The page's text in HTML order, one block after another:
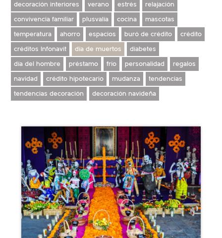
decoración interiores
verano estrés
relajación
convivencia familiar
plusvalía cocina
mascotas
temperatura
ahorro espacios buró de crédito
crédito
créditos Infonavit
día de muertos
diabetes
día del hombre
préstamo frío personalidad
regalos
navidad
crédito hipotecario mudanza
tendencias
tendencias decoración
decoración navideña